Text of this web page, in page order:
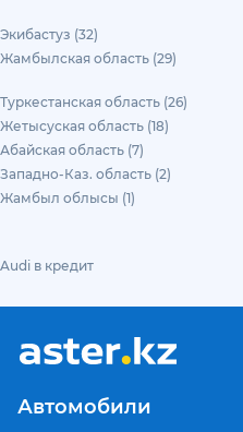
Экибастуз (32)
Жамбылская область (29)
Туркестанская область (26)
Жетысуская область (18)
Абайская область (7)
Западно-Каз. область (2)
Жамбыл облысы (1)
Audi в кредит
Автомобили